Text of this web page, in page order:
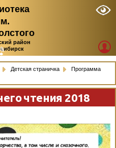
район
Детская страничка
Программа
чтения 2018